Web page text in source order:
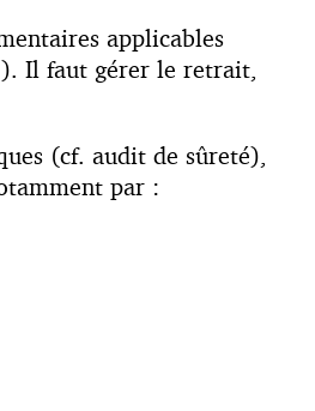
applicables
Il faut gérer le retrait,
(cf. audit de sûreté),
par :